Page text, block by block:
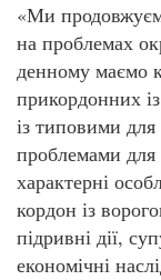
«Ми
на проблемах
денному маємо
прикордонних
із типовими
проблемами для
характерні
кордон із
підривні дії,
економічні